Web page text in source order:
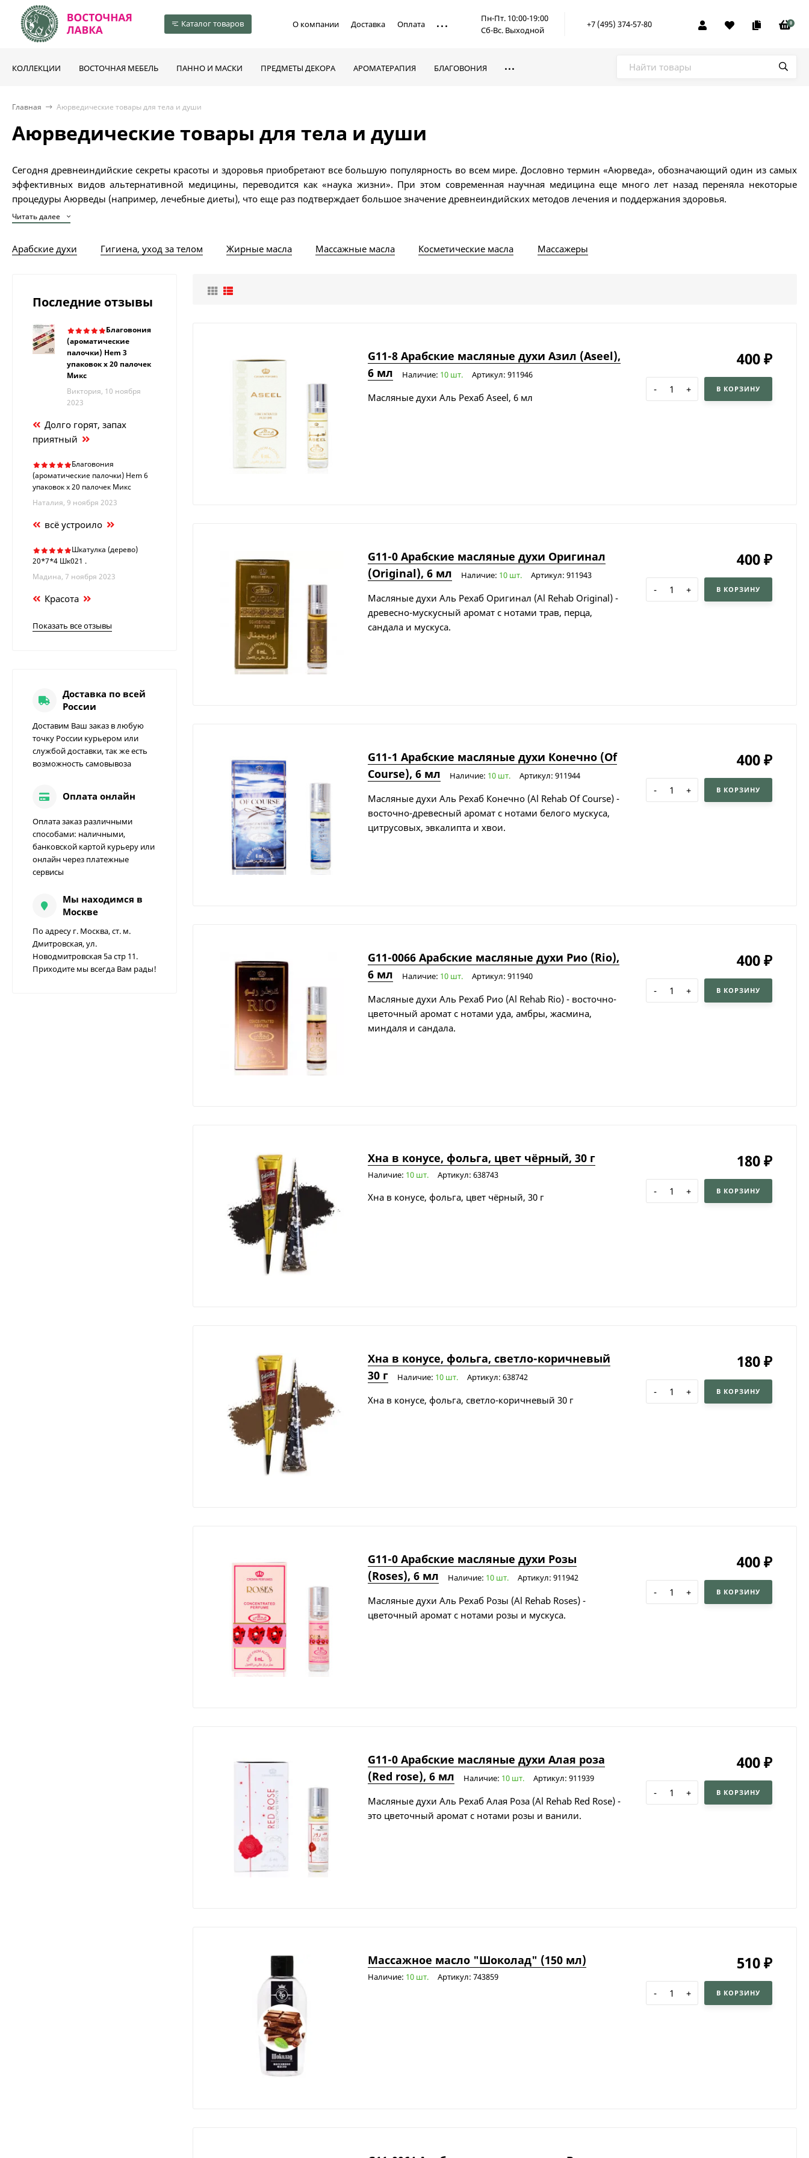
Каталог товаров О компании Доставка Оплата
Пн-Пт. 10:00-19:00
Сб-Вс. Выходной
+7 (495) 374-57-80 0
КОЛЛЕКЦИИ ВОСТОЧНАЯ МЕБЕЛЬ ПАННО И МАСКИ ПРЕДМЕТЫ ДЕКОРА АРОМАТЕРАПИЯ БЛАГОВОНИЯ
Главная Аюрведические товары для тела и души
Аюрведические товары для тела и души
Сегодня древнеиндийские секреты красоты и здоровья приобретают все большую популярность во всем мире. Дословно термин «Аюрведа», обозначающий один из самых
эффективных видов альтернативной медицины, переводится как «наука жизни». При этом современная научная медицина еще много лет назад переняла некоторые
процедуры Аюрведы (например, лечебные диеты), что еще раз подтверждает большое значение древнеиндийских методов лечения и поддержания здоровья.
Читать далее
Арабские духи Гигиена, уход за телом Жирные масла Массажные масла Косметические масла Массажеры
G11-8 Арабские масляные духи Азил (Aseel),
6 мл
Наличие: 10 шт. Артикул: 911946
Масляные духи Аль Рехаб Aseel, 6 мл
400 ₽
- + В КОРЗИНУ
G11-0 Арабские масляные духи Оригинал
(Original), 6 мл
Наличие: 10 шт. Артикул: 911943
Масляные духи Аль Рехаб Оригинал (Al Rehab Original) -
древесно-мускусный аромат с нотами трав, перца,
сандала и мускуса.
400 ₽
- + В КОРЗИНУ
G11-1 Арабские масляные духи Конечно (Of
Course), 6 мл
Наличие: 10 шт. Артикул: 911944
Масляные духи Аль Рехаб Конечно (Al Rehab Of Course) -
восточно-древесный аромат с нотами белого мускуса,
цитрусовых, эвкалипта и хвои.
400 ₽
- + В КОРЗИНУ
G11-0066 Арабские масляные духи Рио (Rio),
6 мл
Наличие: 10 шт. Артикул: 911940
Масляные духи Аль Рехаб Рио (Al Rehab Rio) - восточно-
цветочный аромат с нотами уда, амбры, жасмина,
миндаля и сандала.
400 ₽
- + В КОРЗИНУ
Хна в конусе, фольга, цвет чёрный, 30 г
Наличие: 10 шт. Артикул: 638743
Хна в конусе, фольга, цвет чёрный, 30 г
180 ₽
- + В КОРЗИНУ
Хна в конусе, фольга, светло-коричневый
30 г
Наличие: 10 шт. Артикул: 638742
Хна в конусе, фольга, светло-коричневый 30 г
180 ₽
- + В КОРЗИНУ
G11-0 Арабские масляные духи Розы
(Roses), 6 мл
Наличие: 10 шт. Артикул: 911942
Масляные духи Аль Рехаб Розы (Al Rehab Roses) -
цветочный аромат с нотами розы и мускуса.
400 ₽
- + В КОРЗИНУ
G11-0 Арабские масляные духи Алая роза
(Red rose), 6 мл
Наличие: 10 шт. Артикул: 911939
Масляные духи Аль Рехаб Алая Роза (Al Rehab Red Rose) -
это цветочный аромат с нотами розы и ванили.
400 ₽
- + В КОРЗИНУ
Массажное масло "Шоколад" (150 мл)
Наличие: 10 шт. Артикул: 743859
510 ₽
- + В КОРЗИНУ
Последние отзывы
Благовония
(ароматические
палочки) Hem 3
упаковок х 20 палочек
Микс
Виктория, 10 ноября
2023
Долго горят, запах
приятный
Благовония
(ароматические палочки) Hem 6
упаковок х 20 палочек Микс
Наталия, 9 ноября 2023
всё устроило
Шкатулка (дерево)
20*7*4 Шк021 .
Мадина, 7 ноября 2023
Красота
Показать все отзывы
Доставка по всей
России
Доставим Ваш заказ в любую
точку России курьером или
службой доставки, так же есть
возможность самовывоза
Оплата онлайн
Оплата заказ различными
способами: наличными,
банковской картой курьеру или
онлайн через платежные
сервисы
Мы находимся в
Москве
По адресу г. Москва, ст. м.
Дмитровская, ул.
Новодмитровская 5а стр 11.
Приходите мы всегда Вам рады!